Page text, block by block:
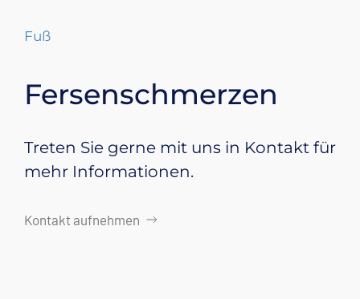
Fuß
Fersenschmerzen
Treten Sie gerne mit uns in Kontakt für
mehr Informationen.
Kontakt aufnehmen